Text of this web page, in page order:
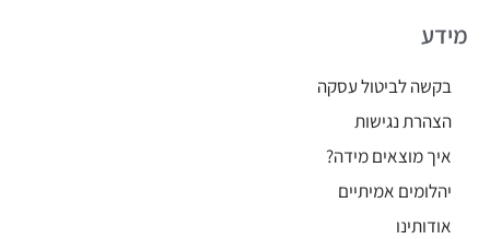
מידע
בקשה לביטול עסקה
הצהרת נגישות
איך מוצאים מידה?
יהלומים אמיתיים
אודותינו